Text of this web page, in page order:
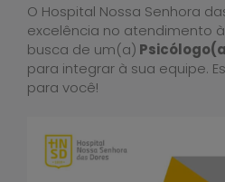
O Hospital Nossa Senhora
excelência no atendimento
busca de um(a)
para integrar à sua equipe.
para você!